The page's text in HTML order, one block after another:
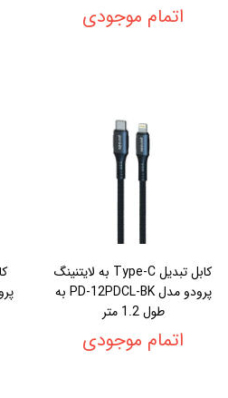
اتمام موجودی
کابل تبدیل Type-C به لایتنینگ
پرودو مدل PD-12PDCL-BK به
طول 1.2 متر
اتمام موجودی